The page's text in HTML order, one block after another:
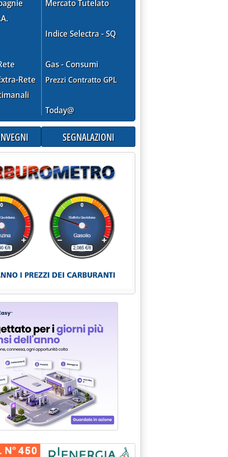
Rete
Mercato Tutelato
Indice Selectra - SQ
Gas - Consumi
Prezzi Contratto GPL
Today@
SEGNALAZIONI